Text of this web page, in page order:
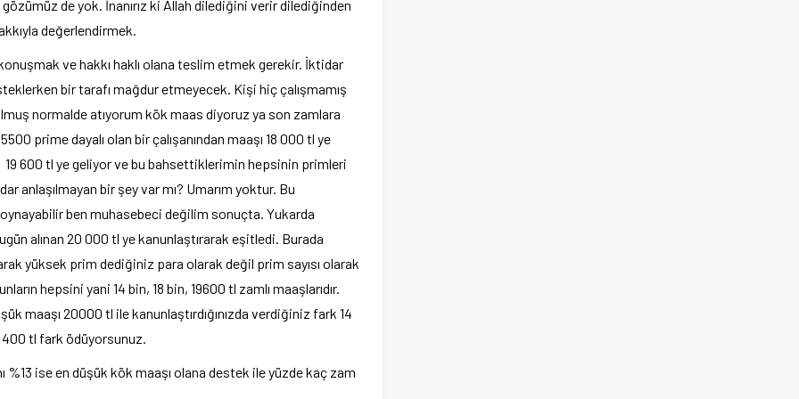
de yok. İnanırız ki Allah dilediğini verir dilediğinden
değerlendirmek.
ve hakkı haklı olana teslim etmek gerekir. İktidar
bir tarafı mağdur etmeyecek. Kişi hiç çalışmamış
normalde atıyorum kök maas diyoruz ya son zamlara
prime dayalı olan bir çalışanından maaşı 18 000 tl ye
600 tl ye geliyor ve bu bahsettiklerimin hepsinin primleri
anlaşılmayan bir şey var mı? Umarım yoktur. Bu
oynayabilir ben muhasebeci değilim sonuçta. Yukarda
alınan 20 000 tl ye kanunlaştırarak eşitledi. Burada
yüksek prim dediğiniz para olarak değil prim sayısı olarak
hepsini yani 14 bin, 18 bin, 19600 tl zamlı maaşlarıdır.
maaşı 20000 tl ile kanunlaştırdığınızda verdiğiniz fark 14
tl fark ödüyorsunuz.
ise en düşük kök maaşı olana destek ile yüzde kaç zam